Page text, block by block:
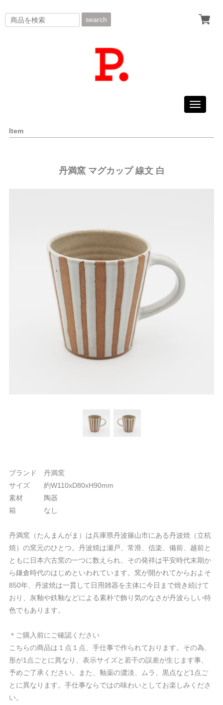
search
Toggle
Item
丹満窯 マグカップ 線文 白
ブランド 丹満窯
サイズ 約W110xD80xH90mm
素材 陶器
箱 なし
丹満窯（たんまんがま）は兵庫県丹波篠山市にある丹波焼（立杭
焼）の窯元のひとつ。丹波焼は瀬戸、常滑、信楽、備前、越前と
ともに日本六古窯の一つに数えられ、その発祥は平安時代末期か
ら鎌倉時代のはじめといわれています。窯が開かれてからおよそ
850年、丹波焼は一貫して日用雑器を主体に今日まで焼き続けて
おり、灰釉や鉄釉などによる素朴で飾り気のなさが丹波らしい特
色でもあります。
＊ご購入前にご確認ください
こちらの商品は１点１点、手仕事で作られております。その為、
形が1点ごとに異なり、表示サイズと若干の誤差が生じます事、
予めご了承ください。また、釉薬の濃淡、ムラ、黒点など1点ご
とに異なります。手仕事ならではの味わいとしてお楽しみくださ
い。